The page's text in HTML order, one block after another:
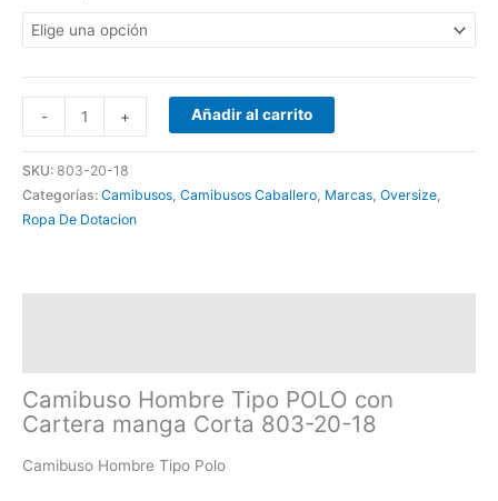
- + Añadir al carrito
SKU: 803-20-18
Categorías: Camibusos, Camibusos Caballero, Marcas, Oversize,
Ropa De Dotacion
Camibuso Hombre Tipo POLO con
Cartera manga Corta 803-20-18
Camibuso Hombre Tipo Polo